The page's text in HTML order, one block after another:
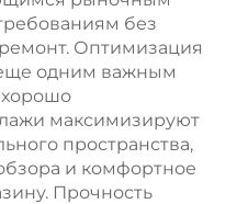
без
Оптимизация
еще одним важным
хорошо
максимизируют
пространства,
и комфортное
Прочность